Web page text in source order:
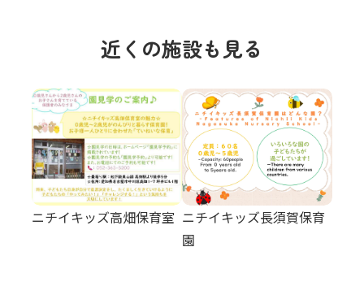
近くの施設も見る
ニチイキッズ高畑保育室 ニチイキッズ長須賀保育
園